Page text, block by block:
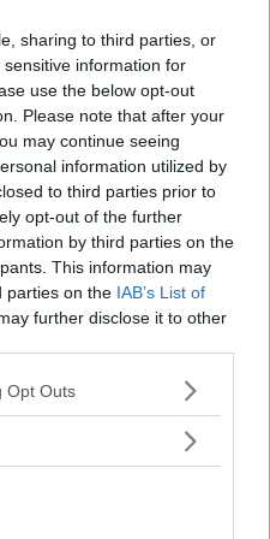
sharing to third parties, or
information for
use the below opt-out
Please note that after your
may continue seeing
information utilized by
to third parties prior to
opt-out of the further
by third parties on the
This information may
parties on the IAB’s List of
further disclose it to other
uses one or more Google
behaviour. You may click to
purposes in below Google
Opt Outs
Nya Volvo XC60 finns nu som
XC60 T8 R-Design med 407
Bromsa (1)
för att testa Volvos nya lilla
i artikeln!
Bromsa (2)